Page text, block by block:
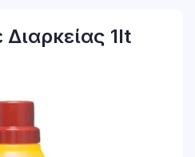
1lt